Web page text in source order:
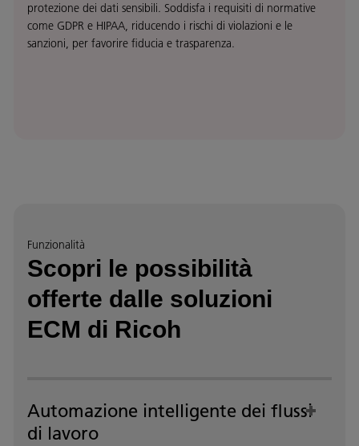
protezione dei dati sensibili. Soddisfa i requisiti di normative
come GDPR e HIPAA, riducendo i rischi di violazioni e le
sanzioni, per favorire fiducia e trasparenza.
Funzionalità
Scopri le possibilità
offerte dalle soluzioni
ECM di Ricoh
Automazione intelligente dei flussi
di lavoro